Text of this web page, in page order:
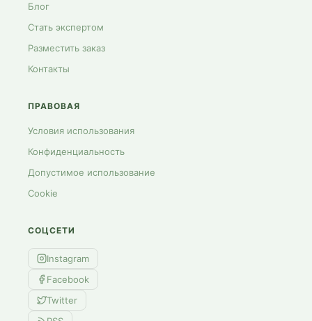
Блог
Стать экспертом
Разместить заказ
Контакты
ПРАВОВАЯ
Условия использования
Конфиденциальность
Допустимое использование
Cookie
СОЦСЕТИ
Instagram
Facebook
Twitter